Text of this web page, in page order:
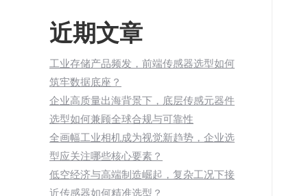
近期文章
工业存储产品频发，前端传感器选型如何
筑牢数据底座？
企业高质量出海背景下，底层传感元器件
选型如何兼顾全球合规与可靠性
全画幅工业相机成为视觉新趋势，企业选
型应关注哪些核心要素？
低空经济与高端制造崛起，复杂工况下接
近传感器如何精准选型？